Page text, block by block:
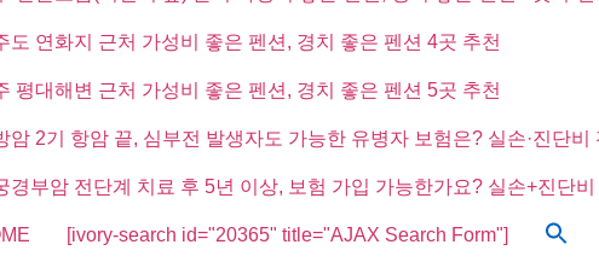
도 연화지 근처 가성비 좋은 펜션, 경치 좋은 펜션 4곳 추천
평대해변 근처 가성비 좋은 펜션, 경치 좋은 펜션 5곳 추천
암 2기 항암 끝, 심부전 발생자도 가능한 유병자 보험은? 실손·진단비
경부암 전단계 치료 후 5년 이상, 보험 가입 가능한가요? 실손+진단
[ivory-search id="20365" title="AJAX Search Form"]